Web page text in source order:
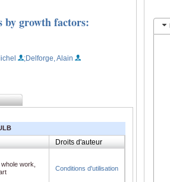
by growth factors:
;Delforge, Alain
Droits d'auteur
work,
Conditions d'utilisation